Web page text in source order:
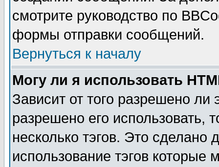
смотрите руководство по
формы отправки сообщений.
Вернуться к началу
Могу ли я использовать
Зависит от того разрешено
разрешено его использовать,
несколько тэгов. Это сделано
использование тэгов